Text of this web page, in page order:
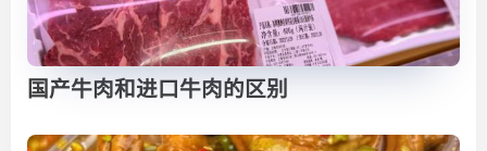
国产牛肉和进口牛肉的区别